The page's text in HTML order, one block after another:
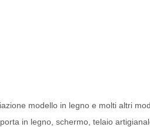
modello in legno e molti altri
in legno, schermo, telaio